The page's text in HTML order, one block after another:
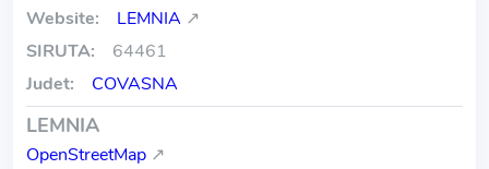
Website:
LEMNIA ↗
SIRUTA:
64461
Judet:
COVASNA
LEMNIA
OpenStreetMap ↗